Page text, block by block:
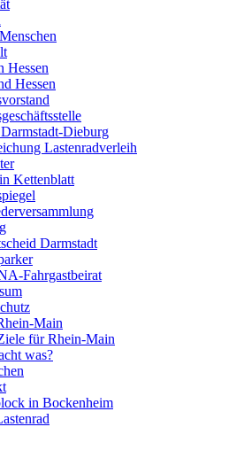
Hessen
Hessen
Dieburg
Lastenradverleih
Kettenblatt
Darmstadt
Fahrgastbeirat
Main
für Rhein-Main
was?
in Bockenheim